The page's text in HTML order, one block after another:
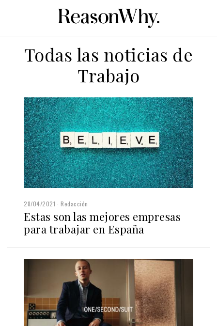
Todas las noticias de
Trabajo
28/04/2021 Redacción
Estas son las mejores empresas
para trabajar en España